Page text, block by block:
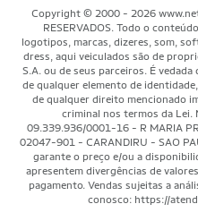
Blog
Black Friday Magalu
Black Friday Netshoes
Lojas Físicas
Basquete
Motorsport
Saúde Bem-Estar
Aventura
Mundo das Raquetes
Minha Conta
Meus Pedidos
Pagamentos
Cancelamentos
Segurança & Privacidade
Como Comprar
Copyright © 2000 - 2026
RESERVADOS. Todo o
logotipos, marcas, dizeres, som,
dress, aqui veiculados são de
S.A. ou de seus parceiros. É
de qualquer elemento de
de qualquer direito mencionado
criminal nos termos da Lei.
09.339.936/0001-16 - R MARIA
02047-901 - CARANDIRU - SAO
garante o preço e/ou a
apresentem divergências de
pagamento. Vendas sujeitas a
conosco: https://